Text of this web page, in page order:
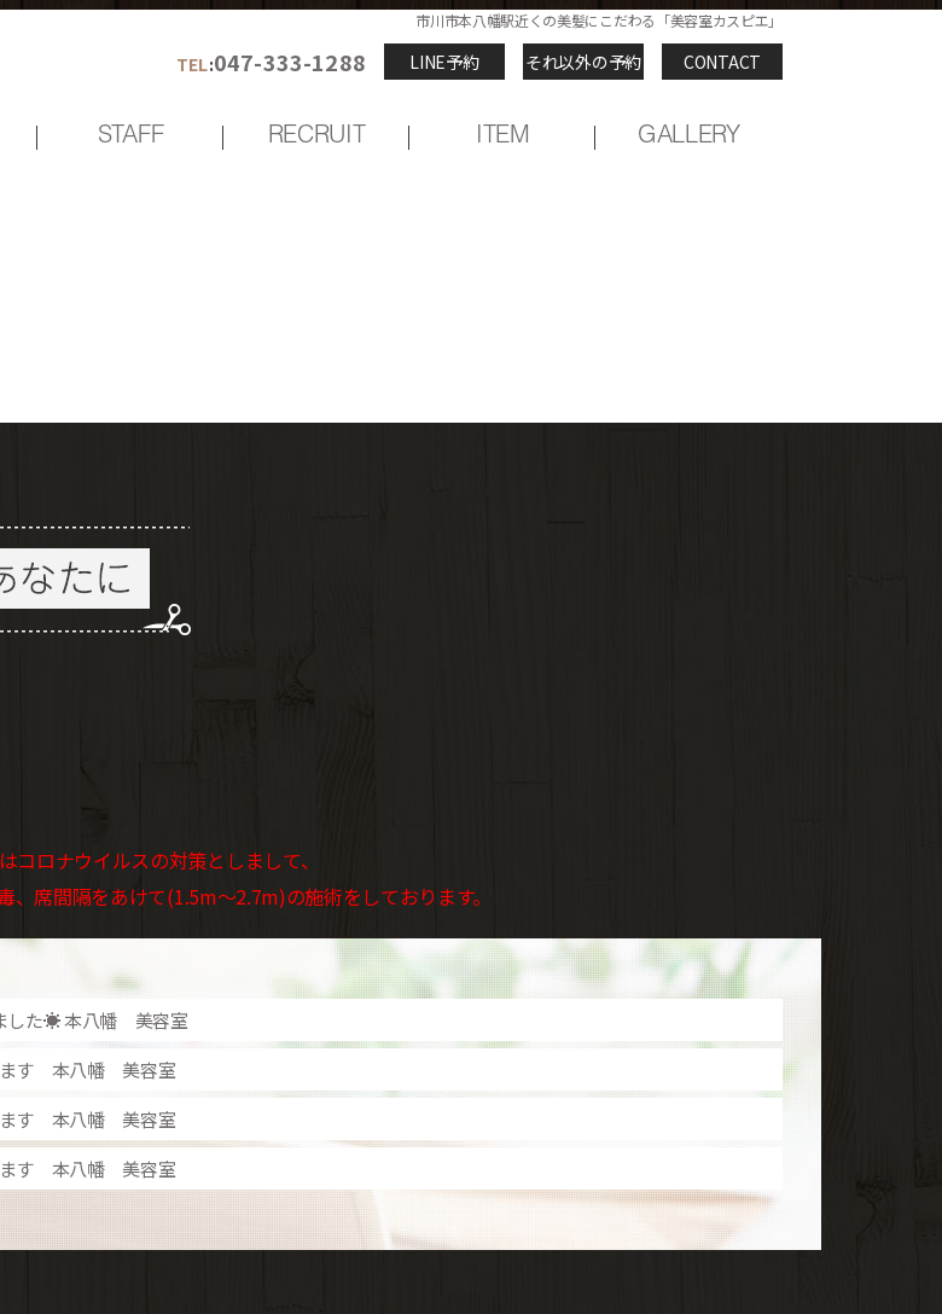
市川市本八幡駅近くの美髪にこだわる「美容室カスピエ」
TEL:047-333-1288 LINE予約 それ以外の予約 CONTACT
STAFF RECRUIT ITEM GALLERY
TEL:047-333-1288 LINE予約 それ以外の予約 CONTACT
コロナウイルスの対策としまして、
、席間隔をあけて(1.5m～2.7m)の施術をしております。
した☀️ 本八幡 美容室
ます 本八幡 美容室
ます 本八幡 美容室
ます 本八幡 美容室